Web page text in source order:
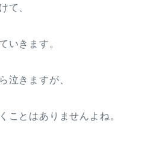
て、
いきます。
泣きますが、
ことはありませんよね。